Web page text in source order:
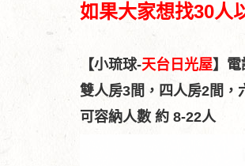
如果大家想找30人
【小琉球-天台日光屋】
雙人房3間， 四人房2間，
可容納人數 約 8-22人